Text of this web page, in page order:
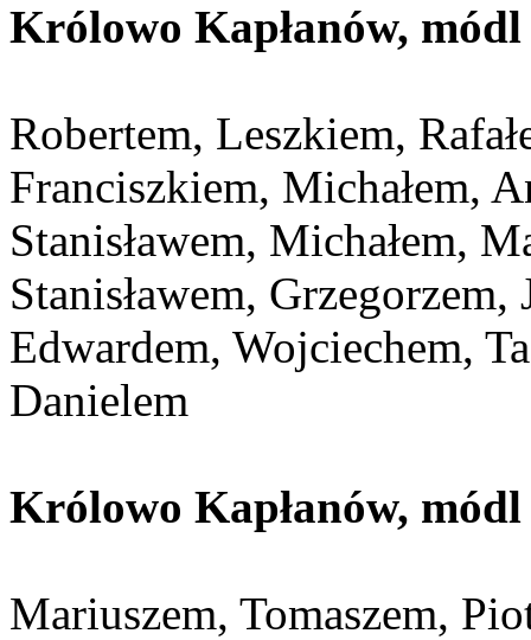
Królowo Kapłanów,
Robertem, Leszkiem,
Franciszkiem, Michałem,
Stanisławem, Michałem,
Stanisławem,
Edwardem, Wojciechem,
Danielem
Królowo Kapłanów,
Mariuszem, Tomaszem,